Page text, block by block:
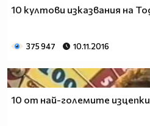
10 култови изказвания на
375 947 10.11.2016
10 от най-големите